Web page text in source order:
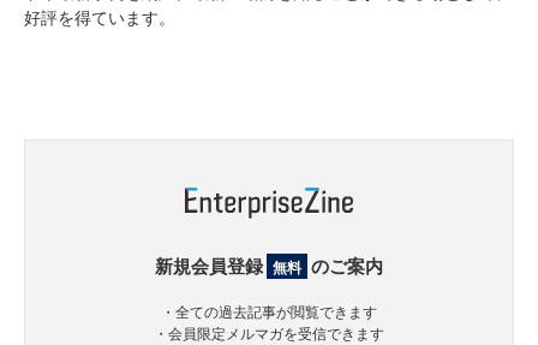
好評を得ています。
新規会員登録 無料 のご案内
・全ての過去記事が閲覧できます
・会員限定メルマガを受信できます